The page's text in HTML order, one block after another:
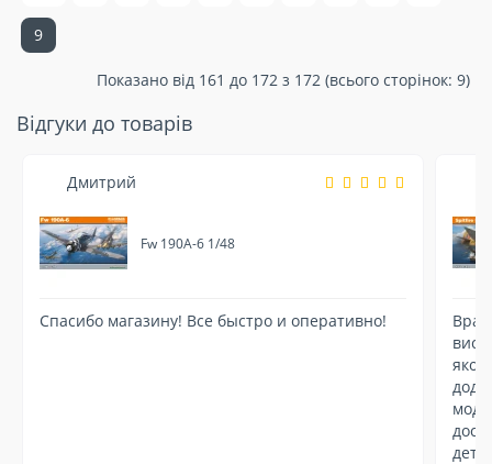
9
Показано від 161 до 172 з 172 (всього сторінок: 9)
Відгуки до товарів
Дмитрий
Fw 190A-6 1/48
Спасибо магазину! Все быстро и оперативно!